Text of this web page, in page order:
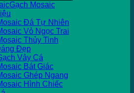
Gạch Mosaic
Đá Tự Nhiên
Vỏ Ngọc Trai
Thủy Tinh
Đẹp
Vảy Cá
Bát Giác
Ghép Ngang
Hình Chiếc